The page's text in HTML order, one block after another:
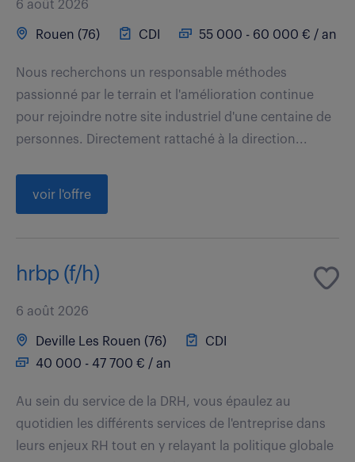
6 août 2026
Rouen (76) CDI 55 000 - 60 000 € / an
Nous recherchons un responsable méthodes
passionné par le terrain et l'amélioration continue
pour rejoindre notre site industriel d'une centaine de
personnes. Directement rattaché à la direction...
voir l'offre
hrbp (f/h)
6 août 2026
Deville Les Rouen (76)
CDI
40 000 - 47 700 € / an
Au sein du service de la DRH, vous épaulez au
quotidien les différents services de l'entreprise dans
leurs enjeux RH tout en y relayant la politique globale